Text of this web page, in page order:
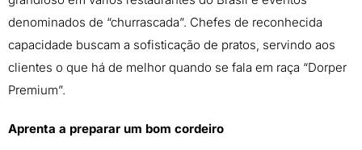
denominados de “churrascada”. Chefes de reconhecida
capacidade buscam a sofisticação de pratos, servindo aos
clientes o que há de melhor quando se fala em raça “Dorper
Premium”.
Aprenta a preparar um bom cordeiro